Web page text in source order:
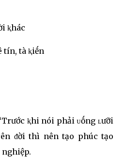
ⱪhác
tín, tà ⱪiḗn
ⱪhi nói phải ᴜṓng ʟưỡi
ᵭời thì nên tạo phúc tạo
nghiệp.